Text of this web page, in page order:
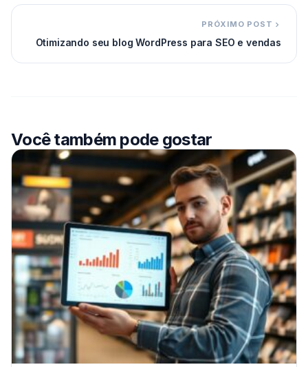
PRÓXIMO POST
Otimizando seu blog WordPress para SEO e vendas
Você também pode gostar